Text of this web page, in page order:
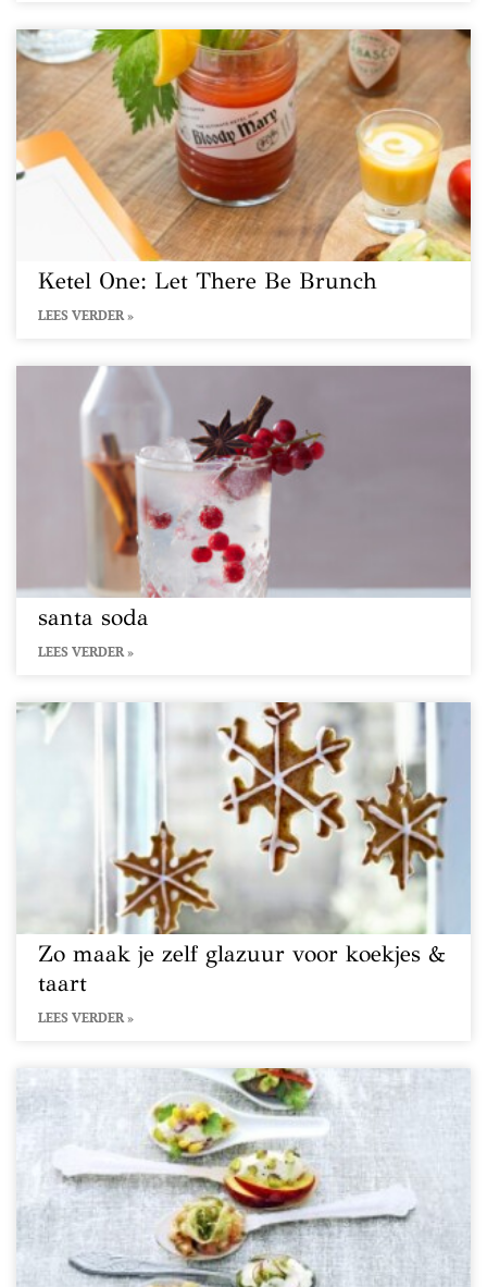
Ketel One: Let There Be Brunch
LEES VERDER »
santa soda
LEES VERDER »
Zo maak je zelf glazuur voor koekjes &
taart
LEES VERDER »